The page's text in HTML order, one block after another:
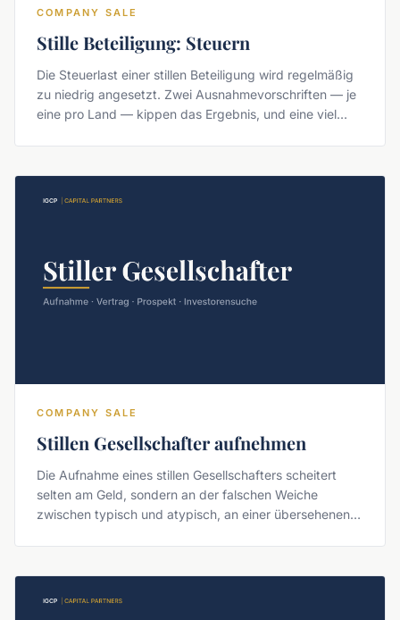
COMPANY SALE
Stille Beteiligung: Steuern
Die Steuerlast einer stillen Beteiligung wird regelmäßig
zu niedrig angesetzt. Zwei Ausnahmevorschriften — je
eine pro Land — kippen das Ergebnis, und eine viel
COMPANY SALE
Stillen Gesellschafter aufnehmen
Die Aufnahme eines stillen Gesellschafters scheitert
selten am Geld, sondern an der falschen Weiche
zwischen typisch und atypisch, an einer übersehenen